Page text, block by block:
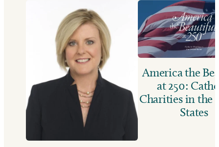
America the
at 250:
Charities in the
States